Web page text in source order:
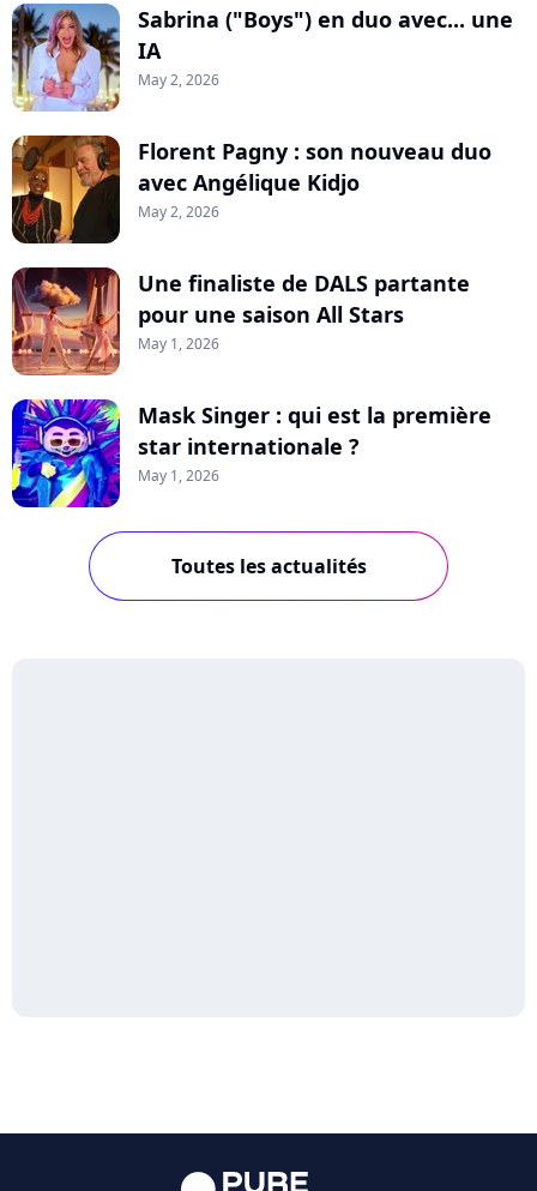
Sabrina ("Boys") en duo avec... une
IA
May 2, 2026
Florent Pagny : son nouveau duo
avec Angélique Kidjo
May 2, 2026
Une finaliste de DALS partante
pour une saison All Stars
May 1, 2026
Mask Singer : qui est la première
star internationale ?
May 1, 2026
Toutes les actualités